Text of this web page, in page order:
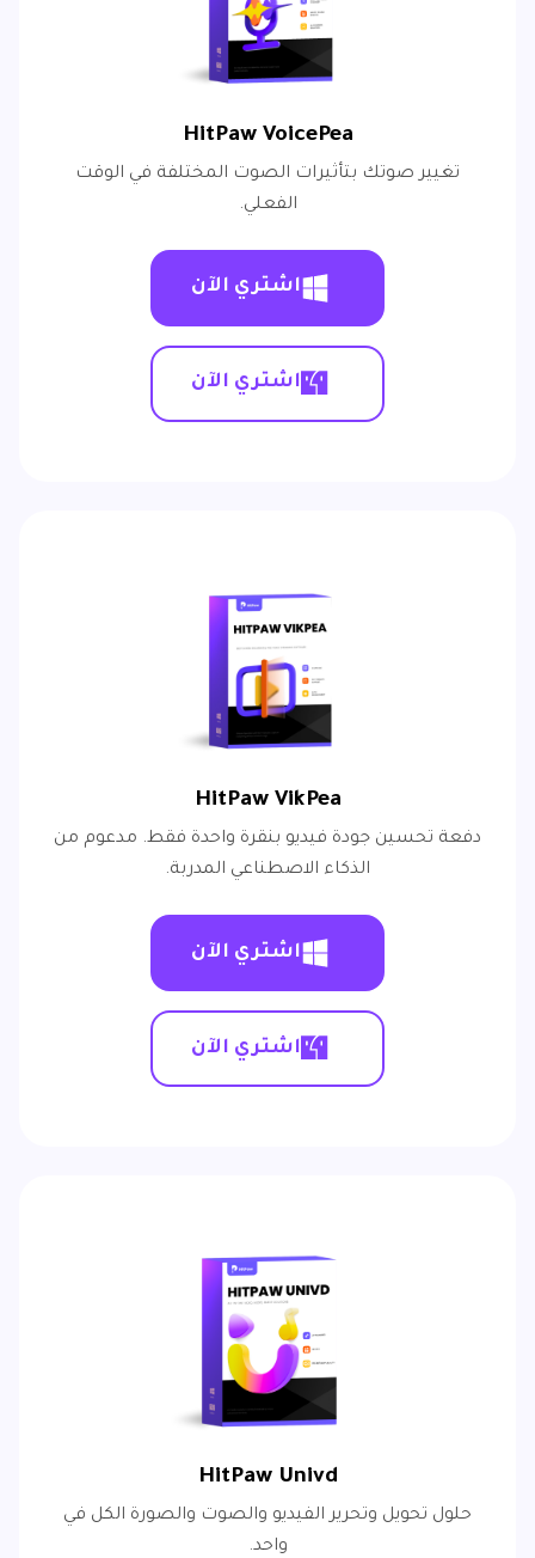
HitPaw VoicePea
تغيير صوتك بتأثيرات الصوت المختلفة في الوقت
الفعلي.
اشتري الآن
اشتري الآن
HitPaw VikPea
دفعة تحسين جودة فيديو بنقرة واحدة فقط. مدعوم من
الذكاء الاصطناعي المدربة.
اشتري الآن
اشتري الآن
HitPaw Univd
حلول تحويل وتحرير الفيديو والصوت والصورة الكل في
واحد.